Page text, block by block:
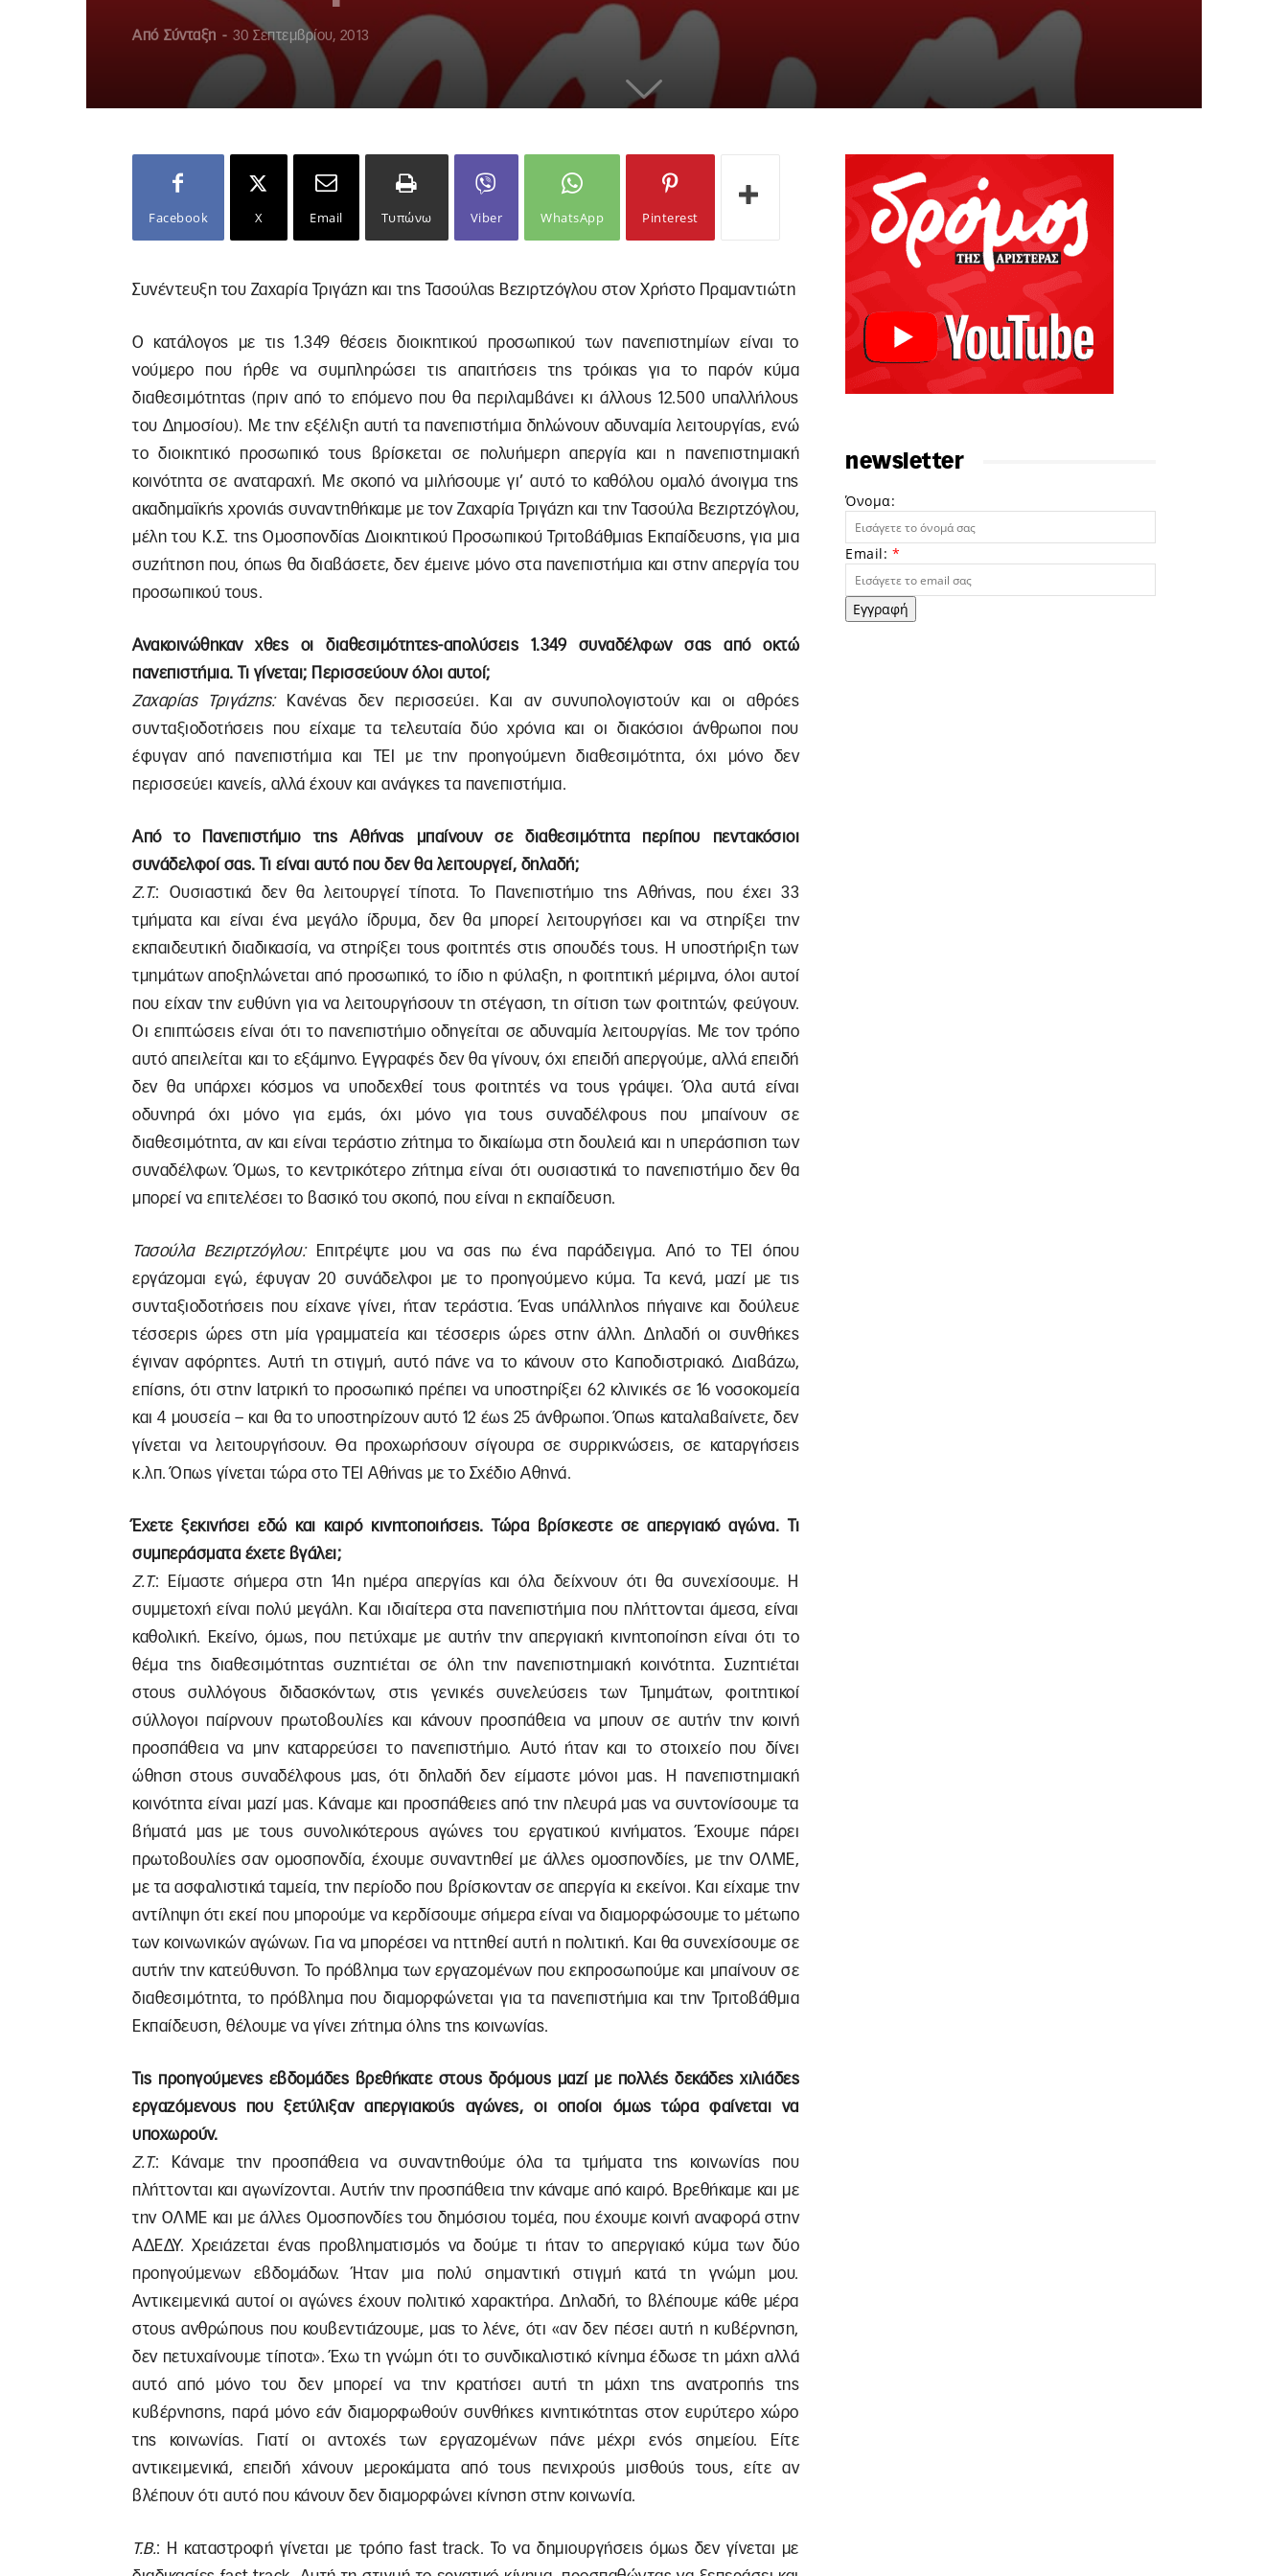
Από Σύνταξη - 30 Σεπτεμβρίου, 2013
Facebook X Email Τυπώνω Viber WhatsApp Pinterest
Συνέντευξη του Ζαχαρία Τριγάζη και της Τασούλας Βεζιρτζόγλου στον Χρήστο Πραμαντιώτη
Ο κατάλογος με τις 1.349 θέσεις διοικητικού προσωπικού των πανεπιστημίων είναι το
νούμερο που ήρθε να συμπληρώσει τις απαιτήσεις της τρόικας για το παρόν κύμα
διαθεσιμότητας (πριν από το επόμενο που θα περιλαμβάνει κι άλλους 12.500 υπαλλήλους
του Δημοσίου). Με την εξέλιξη αυτή τα πανεπιστήμια δηλώνουν αδυναμία λειτουργίας, ενώ
το διοικητικό προσωπικό τους βρίσκεται σε πολυήμερη απεργία και η πανεπιστημιακή
κοινότητα σε αναταραχή. Με σκοπό να μιλήσουμε γι’ αυτό το καθόλου ομαλό άνοιγμα της
ακαδημαϊκής χρονιάς συναντηθήκαμε με τον Ζαχαρία Τριγάζη και την Τασούλα Βεζιρτζόγλου,
μέλη του Κ.Σ. της Ομοσπονδίας Διοικητικού Προσωπικού Τριτοβάθμιας Εκπαίδευσης, για μια
συζήτηση που, όπως θα διαβάσετε, δεν έμεινε μόνο στα πανεπιστήμια και στην απεργία του
προσωπικού τους.
Ανακοινώθηκαν χθες οι διαθεσιμότητες-απολύσεις 1.349 συναδέλφων σας από οκτώ
πανεπιστήμια. Τι γίνεται; Περισσεύουν όλοι αυτοί;
Ζαχαρίας Τριγάζης:Κανένας δεν περισσεύει. Και αν συνυπολογιστούν και οι αθρόες
συνταξιοδοτήσεις που είχαμε τα τελευταία δύο χρόνια και οι διακόσιοι άνθρωποι που
έφυγαν από πανεπιστήμια και ΤΕΙ με την προηγούμενη διαθεσιμότητα, όχι μόνο δεν
περισσεύει κανείς, αλλά έχουν και ανάγκες τα πανεπιστήμια.
Από το Πανεπιστήμιο της Αθήνας μπαίνουν σε διαθεσιμότητα περίπου πεντακόσιοι
συνάδελφοί σας. Τι είναι αυτό που δεν θα λειτουργεί, δηλαδή;
Ζ.Τ.: Ουσιαστικά δεν θα λειτουργεί τίποτα. Το Πανεπιστήμιο της Αθήνας, που έχει 33
τμήματα και είναι ένα μεγάλο ίδρυμα, δεν θα μπορεί λειτουργήσει και να στηρίξει την
εκπαιδευτική διαδικασία, να στηρίξει τους φοιτητές στις σπουδές τους. Η υποστήριξη των
τμημάτων αποξηλώνεται από προσωπικό, το ίδιο η φύλαξη, η φοιτητική μέριμνα, όλοι αυτοί
που είχαν την ευθύνη για να λειτουργήσουν τη στέγαση, τη σίτιση των φοιτητών, φεύγουν.
Οι επιπτώσεις είναι ότι το πανεπιστήμιο οδηγείται σε αδυναμία λειτουργίας. Με τον τρόπο
αυτό απειλείται και το εξάμηνο. Εγγραφές δεν θα γίνουν, όχι επειδή απεργούμε, αλλά επειδή
δεν θα υπάρχει κόσμος να υποδεχθεί τους φοιτητές να τους γράψει. Όλα αυτά είναι
οδυνηρά όχι μόνο για εμάς, όχι μόνο για τους συναδέλφους που μπαίνουν σε
διαθεσιμότητα, αν και είναι τεράστιο ζήτημα το δικαίωμα στη δουλειά και η υπεράσπιση των
συναδέλφων. Όμως, το κεντρικότερο ζήτημα είναι ότι ουσιαστικά το πανεπιστήμιο δεν θα
μπορεί να επιτελέσει το βασικό του σκοπό, που είναι η εκπαίδευση.
Τασούλα Βεζιρτζόγλου:Επιτρέψτε μου να σας πω ένα παράδειγμα. Από το ΤΕΙ όπου
εργάζομαι εγώ, έφυγαν 20 συνάδελφοι με το προηγούμενο κύμα. Τα κενά, μαζί με τις
συνταξιοδοτήσεις που είχανε γίνει, ήταν τεράστια. Ένας υπάλληλος πήγαινε και δούλευε
τέσσερις ώρες στη μία γραμματεία και τέσσερις ώρες στην άλλη. Δηλαδή οι συνθήκες
έγιναν αφόρητες. Αυτή τη στιγμή, αυτό πάνε να το κάνουν στο Καποδιστριακό. Διαβάζω,
επίσης, ότι στην Ιατρική το προσωπικό πρέπει να υποστηρίξει 62 κλινικές σε 16 νοσοκομεία
και 4 μουσεία – και θα το υποστηρίζουν αυτό 12 έως 25 άνθρωποι. Όπως καταλαβαίνετε, δεν
γίνεται να λειτουργήσουν. Θα προχωρήσουν σίγουρα σε συρρικνώσεις, σε καταργήσεις
κ.λπ. Όπως γίνεται τώρα στο ΤΕΙ Αθήνας με το Σχέδιο Αθηνά.
Έχετε ξεκινήσει εδώ και καιρό κινητοποιήσεις. Τώρα βρίσκεστε σε απεργιακό αγώνα. Τι
συμπεράσματα έχετε βγάλει;
Ζ.Τ.: Είμαστε σήμερα στη 14η ημέρα απεργίας και όλα δείχνουν ότι θα συνεχίσουμε. Η
συμμετοχή είναι πολύ μεγάλη. Και ιδιαίτερα στα πανεπιστήμια που πλήττονται άμεσα, είναι
καθολική. Εκείνο, όμως, που πετύχαμε με αυτήν την απεργιακή κινητοποίηση είναι ότι το
θέμα της διαθεσιμότητας συζητιέται σε όλη την πανεπιστημιακή κοινότητα. Συζητιέται
στους συλλόγους διδασκόντων, στις γενικές συνελεύσεις των Τμημάτων, φοιτητικοί
σύλλογοι παίρνουν πρωτοβουλίες και κάνουν προσπάθεια να μπουν σε αυτήν την κοινή
προσπάθεια να μην καταρρεύσει το πανεπιστήμιο. Αυτό ήταν και το στοιχείο που δίνει
ώθηση στους συναδέλφους μας, ότι δηλαδή δεν είμαστε μόνοι μας. Η πανεπιστημιακή
κοινότητα είναι μαζί μας. Κάναμε και προσπάθειες από την πλευρά μας να συντονίσουμε τα
βήματά μας με τους συνολικότερους αγώνες του εργατικού κινήματος. Έχουμε πάρει
πρωτοβουλίες σαν ομοσπονδία, έχουμε συναντηθεί με άλλες ομοσπονδίες, με την ΟΛΜΕ,
με τα ασφαλιστικά ταμεία, την περίοδο που βρίσκονταν σε απεργία κι εκείνοι. Και είχαμε την
αντίληψη ότι εκεί που μπορούμε να κερδίσουμε σήμερα είναι να διαμορφώσουμε το μέτωπο
των κοινωνικών αγώνων. Για να μπορέσει να ηττηθεί αυτή η πολιτική. Και θα συνεχίσουμε σε
αυτήν την κατεύθυνση. Το πρόβλημα των εργαζομένων που εκπροσωπούμε και μπαίνουν σε
διαθεσιμότητα, το πρόβλημα που διαμορφώνεται για τα πανεπιστήμια και την Τριτοβάθμια
Εκπαίδευση, θέλουμε να γίνει ζήτημα όλης της κοινωνίας.
Τις προηγούμενες εβδομάδες βρεθήκατε στους δρόμους μαζί με πολλές δεκάδες χιλιάδες
εργαζόμενους που ξετύλιξαν απεργιακούς αγώνες, οι οποίοι όμως τώρα φαίνεται να
υποχωρούν.
Ζ.Τ.: Κάναμε την προσπάθεια να συναντηθούμε όλα τα τμήματα της κοινωνίας που
πλήττονται και αγωνίζονται. Αυτήν την προσπάθεια την κάναμε από καιρό. Βρεθήκαμε και με
την ΟΛΜΕ και με άλλες Ομοσπονδίες του δημόσιου τομέα, που έχουμε κοινή αναφορά στην
ΑΔΕΔΥ. Χρειάζεται ένας προβληματισμός να δούμε τι ήταν το απεργιακό κύμα των δύο
προηγούμενων εβδομάδων. Ήταν μια πολύ σημαντική στιγμή κατά τη γνώμη μου.
Αντικειμενικά αυτοί οι αγώνες έχουν πολιτικό χαρακτήρα. Δηλαδή, το βλέπουμε κάθε μέρα
στους ανθρώπους που κουβεντιάζουμε, μας το λένε, ότι «αν δεν πέσει αυτή η κυβέρνηση,
δεν πετυχαίνουμε τίποτα». Έχω τη γνώμη ότι το συνδικαλιστικό κίνημα έδωσε τη μάχη αλλά
αυτό από μόνο του δεν μπορεί να την κρατήσει αυτή τη μάχη της ανατροπής της
κυβέρνησης, παρά μόνο εάν διαμορφωθούν συνθήκες κινητικότητας στον ευρύτερο χώρο
της κοινωνίας. Γιατί οι αντοχές των εργαζομένων πάνε μέχρι ενός σημείου. Είτε
αντικειμενικά, επειδή χάνουν μεροκάματα από τους πενιχρούς μισθούς τους, είτε αν
βλέπουν ότι αυτό που κάνουν δεν διαμορφώνει κίνηση στην κοινωνία.
Τ.Β.: Η καταστροφή γίνεται με τρόπο fast track. Το να δημιουργήσεις όμως δεν γίνεται με
newsletter
Όνομα:
Email: *
Εγγραφή